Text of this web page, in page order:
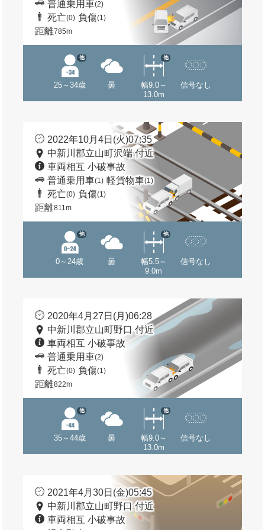
普通乗用車(2)
死亡(0) 負傷(1)
距離785m
25～34歳
他
曇
幅9.0～
13.0m
他
信号なし
2022年10月4日(火)07:35
中新川郡立山町沢端 付近
車両相互 小破事故
普通乗用車(1) 軽貨物車(1)
死亡(0) 負傷(1)
距離811m
0～24歳
他
曇
幅5.5～
9.0m
他
信号なし
2020年4月27日(月)06:28
中新川郡立山町野口 付近
車両相互 小破事故
普通乗用車(2)
死亡(0) 負傷(1)
距離822m
35～44歳
他
曇
幅9.0～
13.0m
他
信号なし
2021年4月30日(金)05:45
中新川郡立山町野口 付近
車両相互 小破事故